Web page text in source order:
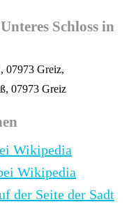
Schloss in
07973 Greiz,
07973 Greiz
Wikipedia
Wikipedia
der Seite der Sadt